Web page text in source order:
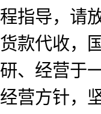
程指导，请
货款代收，
研、经营于
经营方针，